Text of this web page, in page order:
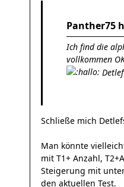
Panther75
Ich find die
vollkommen
Detlef
Schließe mich
Man könnte
mit T1+ Anzahl,
Steigerung mit
den aktuellen Test.